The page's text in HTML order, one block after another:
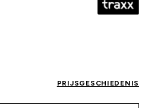
PRIJSGESCHIEDENIS